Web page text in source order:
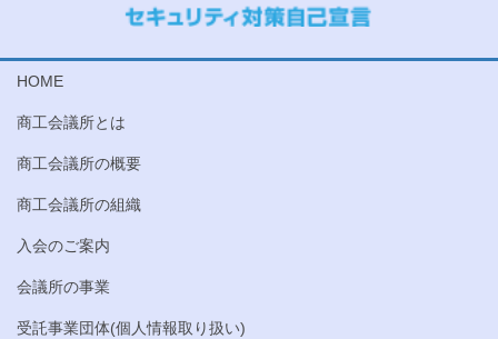
HOME
商工会議所とは
商工会議所の概要
商工会議所の組織
入会のご案内
会議所の事業
受託事業団体(個人情報取り扱い)